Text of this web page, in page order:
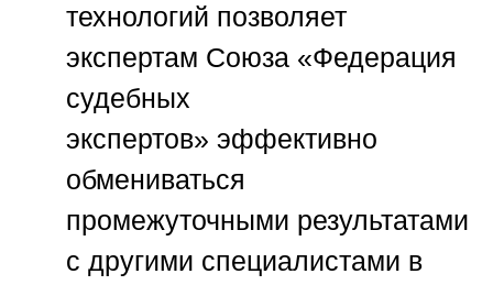
технологий позволяет
экспертам Союза «Федерация
судебных
экспертов» эффективно
обмениваться
промежуточными результатами
с другими специалистами в